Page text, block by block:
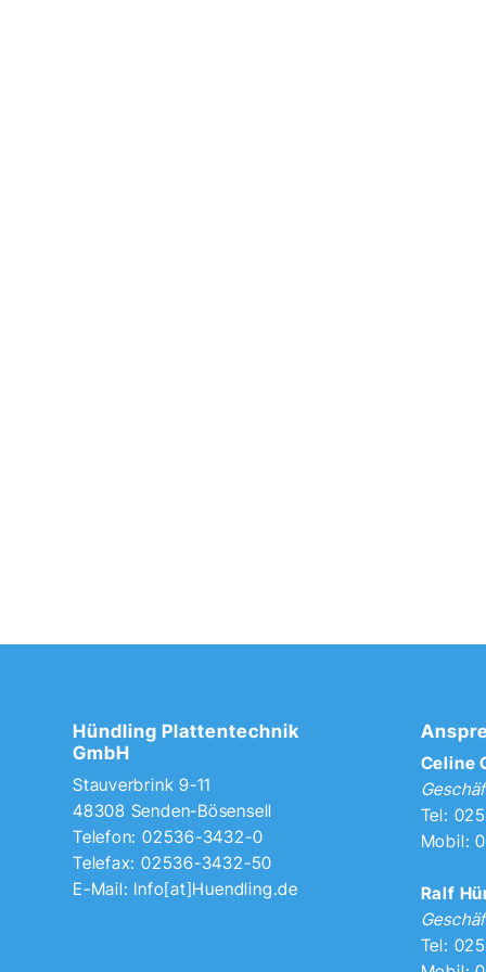
Hündling Plattentechnik
GmbH
Stauverbrink 9-11
48308 Senden-Bösensell
Telefon: 02536-3432-0
Telefax: 02536-3432-50
E-Mail: Info[at]Huendling.de
Celine
Tel:
Mobil:
Ralf
Tel: